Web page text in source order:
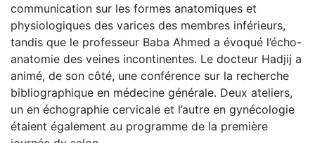
communication sur les formes anatomiques et
physiologiques des varices des membres inférieurs,
tandis que le professeur Baba Ahmed a évoqué l’écho-
anatomie des veines incontinentes. Le docteur Hadjij a
animé, de son côté, une conférence sur la recherche
bibliographique en médecine générale. Deux ateliers,
un en échographie cervicale et l’autre en gynécologie
étaient également au programme de la première